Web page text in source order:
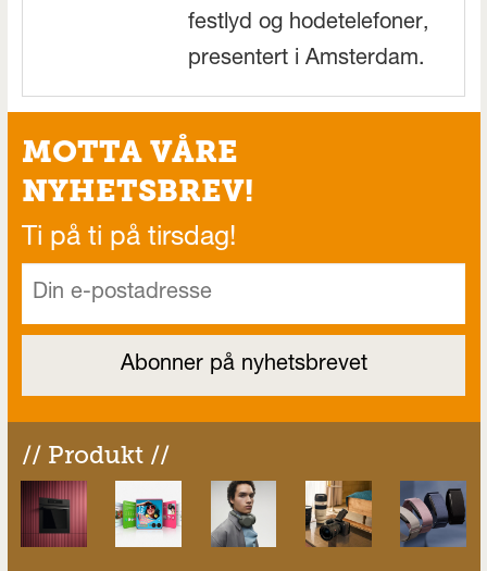
festlyd og hodetelefoner,
presentert i Amsterdam.
MOTTA VÅRE
NYHETSBREV!
Ti på ti på tirsdag!
// Produkt //